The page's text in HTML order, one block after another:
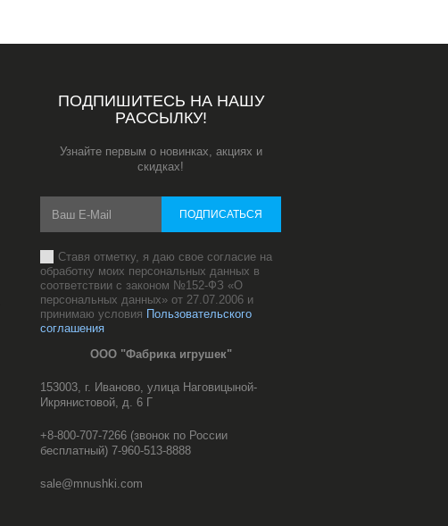
ПОДПИШИТЕСЬ НА НАШУ
РАССЫЛКУ!
Узнайте первым о новинках, акциях и
скидках!
Ставя отметку, я даю свое согласие на
обработку моих персональных данных в
соответствии с законом №152-ФЗ «О
персональных данных» от 27.07.2006 и
принимаю условия Пользовательского
соглашения
ПОДПИСАТЬСЯ
ООО "Фабрика игрушек"
153003, г. Иваново, улица Наговицыной-
Икрянистовой, д. 6 Г
+8-800-707-7266 (звонок по России
бесплатный) 7-960-513-8888
sale@mnushki.com